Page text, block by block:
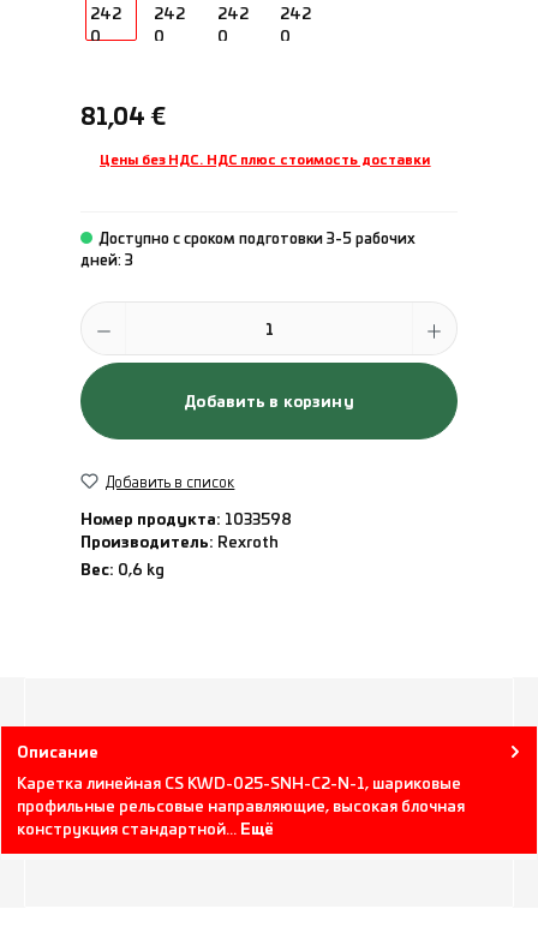
Обычная цена:
81,04 €
Цены без НДС. НДС плюс стоимость доставки
Доступно с сроком подготовки 3-5 рабочих
дней: 3
Количество продукта: введите желаемое количество или
Добавить в корзину
Добавить в список
Номер продукта: 1033598
Производитель: Rexroth
Вес: 0,6 kg
Описание
Каретка линейная CS KWD-025-SNH-C2-N-1, шариковые
профильные рельсовые направляющие, высокая блочная
конструкция стандартной… Ещё